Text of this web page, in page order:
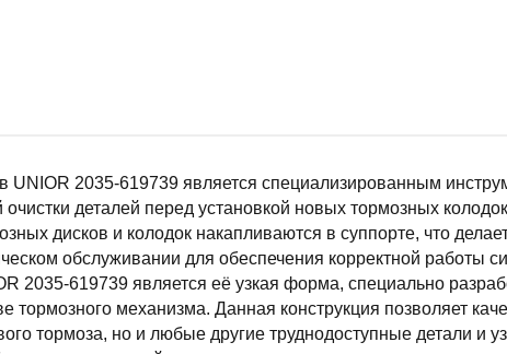
UNIOR 2035-619739 является специализированным
деталей перед установкой новых тормозных
дисков и колодок накапливаются в суппорте, что
обслуживании для обеспечения корректной работы
2035-619739 является её узкая форма, специально
тормозного механизма. Данная конструкция позволяет
тормоза, но и любые другие труднодоступные детали и